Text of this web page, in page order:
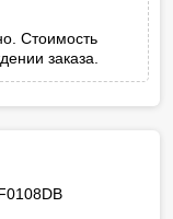
Стоимость
заказа.